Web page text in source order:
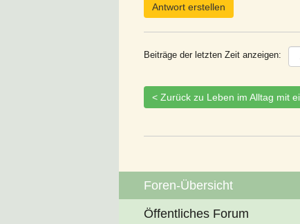
Antwort erstellen
Beiträge der letzten Zeit anzeigen:
< Zurück zu Leben im Alltag mit
Foren-Übersicht
Öffentliches Forum